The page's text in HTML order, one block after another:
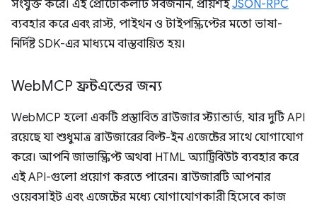
সংযুক্ত করে। এই প্রোটোকলটি সর্বজনীন, প্রায়শইJSON-RPC
ব্যবহার করে এবং রাস্ট, পাইথন ও টাইপস্ক্রিপ্টের মতো ভাষা-
নির্দিষ্ট SDK-এর মাধ্যমে বাস্তবায়িত হয়।
WebMCP ফ্রন্টএন্ডের জন্য
WebMCP হলো একটি প্রস্তাবিত ব্রাউজার স্ট্যান্ডার্ড, যার দুটি API
রয়েছে যা শুধুমাত্র ব্রাউজারের বিল্ট-ইন এজেন্টের সাথে যোগাযোগ
করে। আপনি জাভাস্ক্রিপ্ট অথবা HTML অ্যাট্রিবিউট ব্যবহার করে
এই API-গুলো প্রয়োগ করতে পারেন। ব্রাউজারটি আপনার
ওয়েবসাইট এবং এজেন্টের মধ্যে যোগাযোগকারী হিসেবে কাজ